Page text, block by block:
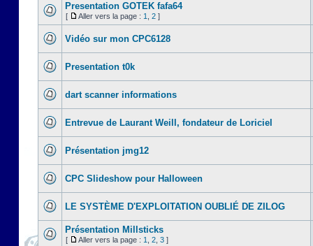
Presentation GOTEK fafa64
[ Aller vers la page : 1 2 ]
Vidéo sur mon CPC6128
Presentation t0k
dart scanner informations
Entrevue de Laurant Weill, fondateur de Loriciel
Présentation jmg12
CPC Slideshow pour Halloween
LE SYSTÈME D'EXPLOITATION OUBLIÉ DE ZILOG
Présentation Millsticks
[ Aller vers la page : 1 2 3 ]